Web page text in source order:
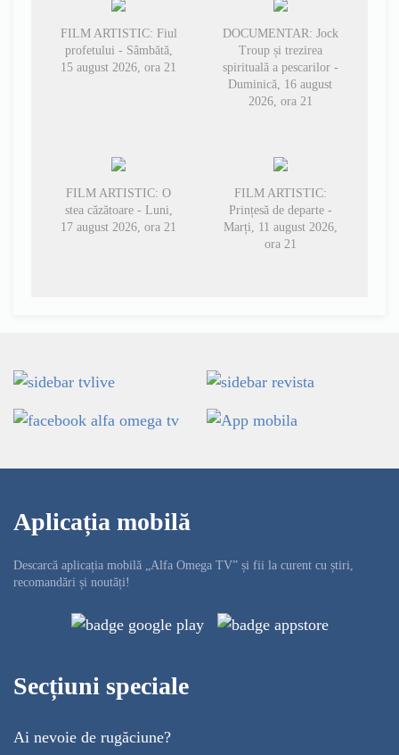
FILM ARTISTIC: Fiul
profetului - Sâmbătă,
15 august 2026, ora 21
DOCUMENTAR: Jock
Troup și trezirea
spirituală a pescarilor -
Duminică, 16 august
2026, ora 21
FILM ARTISTIC: O
stea căzătoare - Luni,
17 august 2026, ora 21
FILM ARTISTIC:
Prințesă de departe -
Marți, 11 august 2026,
ora 21
Aplicația mobilă
Descarcă aplicația mobilă „Alfa Omega TV” și fii la curent cu știri,
recomandări și noutăți!
Secțiuni speciale
Ai nevoie de rugăciune?